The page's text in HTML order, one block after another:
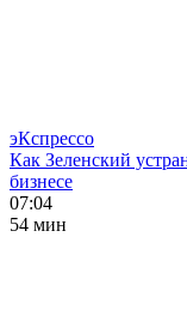
эКспрессо
Как Зеленский
бизнесе
07:04
54 мин